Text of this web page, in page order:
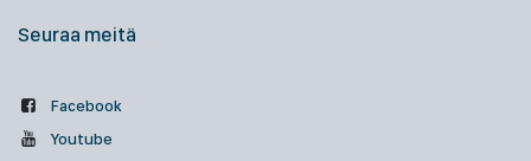
Seuraa meitä
Facebook
Youtube